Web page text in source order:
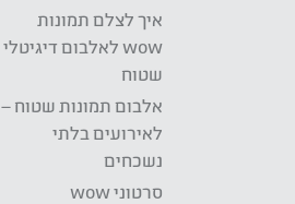
איך לצלם תמונות
wow לאלבום דיגיטלי
שטוח
אלבום תמונות שטוח –
לאירועים בלתי
נשכחים
סרטוני wow